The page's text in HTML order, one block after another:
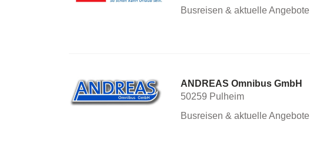
Busreisen & aktuelle Angebote
ANDREAS Omnibus GmbH
50259 Pulheim
Busreisen & aktuelle Angebote